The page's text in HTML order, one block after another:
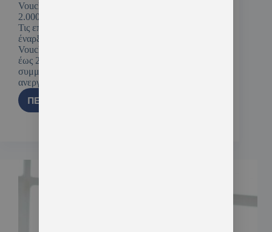
Voucher Ανέργων σε Κλάδους Αιχμής με επίδομα
2.000€ ΝΕΟ Voucher Ανέργων σε κλάδους αιχμής
Τις επόμενες ημέρες αναμένεται από τη Δ.ΥΠ.Α. η
έναρξη του νέου επιδοτούμενου προγράμματος
Voucher, με εκπαιδευτικό επίδομα
έως 2.000€ για 30.000 ανέργους. Δικαίωμα
συμμετοχής έχουν όλοι οι άνεργοι (με ενεργή κάρτα
ανεργίας) ανεξάρτητα αν έχουν συμμετάσχει είτε…
ΠΕΡΙΣΣΌΤΕΡΑ